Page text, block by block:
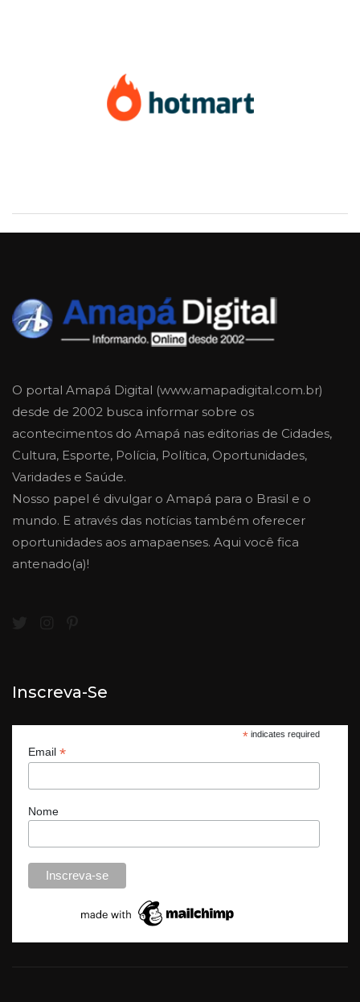
O portal Amapá Digital (www.amapadigital.com.br)
desde de 2002 busca informar sobre os
acontecimentos do Amapá nas editorias de Cidades,
Cultura, Esporte, Polícia, Política, Oportunidades,
Varidades e Saúde.
Nosso papel é divulgar o Amapá para o Brasil e o
mundo. E através das notícias também oferecer
oportunidades aos amapaenses. Aqui você fica
antenado(a)!
Inscreva-Se
*indicates required
Email *
Nome